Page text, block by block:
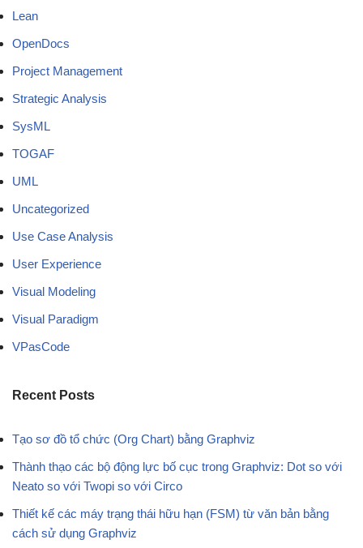
Lean
OpenDocs
Project Management
Strategic Analysis
SysML
TOGAF
UML
Uncategorized
Use Case Analysis
User Experience
Visual Modeling
Visual Paradigm
VPasCode
Recent Posts
Tạo sơ đồ tổ chức (Org Chart) bằng Graphviz
Thành thạo các bộ động lực bố cục trong Graphviz: Dot so với
Neato so với Twopi so với Circo
Thiết kế các máy trạng thái hữu hạn (FSM) từ văn bản bằng
cách sử dụng Graphviz